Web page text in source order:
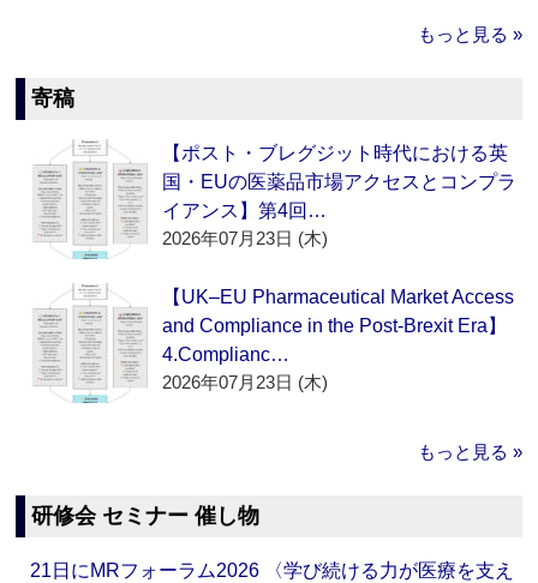
もっと見る »
寄稿
【ポスト・ブレグジット時代における英
国・EUの医薬品市場アクセスとコンプラ
イアンス】第4回…
2026年07月23日 (木)
【UK–EU Pharmaceutical Market Access
and Compliance in the Post-Brexit Era】
4.Complianc…
2026年07月23日 (木)
もっと見る »
研修会 セミナー 催し物
21日にMRフォーラム2026 〈学び続ける力が医療を支え